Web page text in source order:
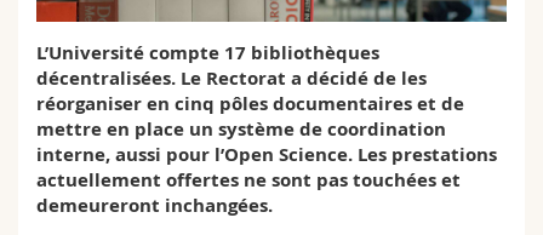
Sciences et médecine
Interfacultaire
Collaborateurs
Doctorants
Webmail
Programme des cours
MyUnifr
L’Université compte 17 bibliothèques
décentralisées. Le Rectorat a décidé de les
réorganiser en cinq pôles documentaires et de
mettre en place un système de coordination
interne, aussi pour l’Open Science. Les prestations
actuellement offertes ne sont pas touchées et
demeureront inchangées.